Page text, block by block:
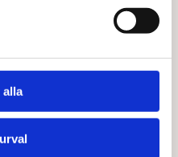
alla
Lägg till i varukorg